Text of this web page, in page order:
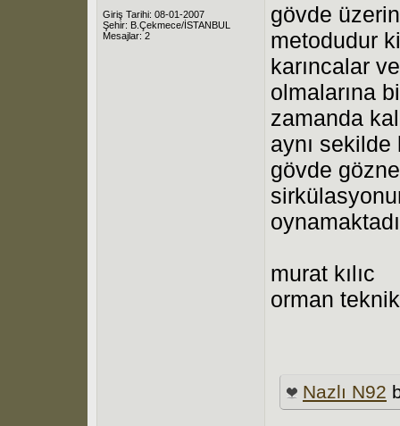
Giriş Tarihi: 08-01-2007
Şehir: B.Çekmece/İSTANBUL
Mesajlar: 2
gövde
metodudur
karıncalar
olmalarına
zamanda
aynı
gövde
murat kılıc
orman
Nazlı N92